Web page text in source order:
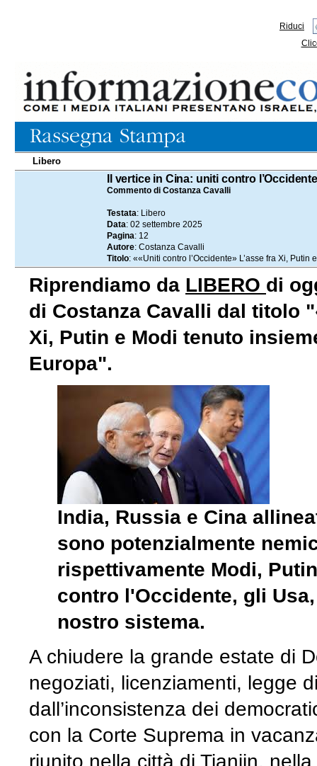
Riduci
Libero
Il vertice in Cina: uniti contro l’Occidente
Commento di Costanza Cavalli
Testata: Libero
Data: 02 settembre 2025
Pagina: 12
Autore: Costanza Cavalli
Titolo: ««Uniti contro l’Occidente» L’asse fra Xi,
Riprendiamo da LIBERO di
di Costanza Cavalli dal titolo
Xi, Putin e Modi tenuto
Europa".
India, Russia e Cina
sono potenzialmente
rispettivamente Modi,
contro l'Occidente, gli
nostro sistema.
A chiudere la grande estate di
negoziati, licenziamenti, legge
dall’inconsistenza dei
con la Corte Suprema in
riunito nella città di Tianjin,